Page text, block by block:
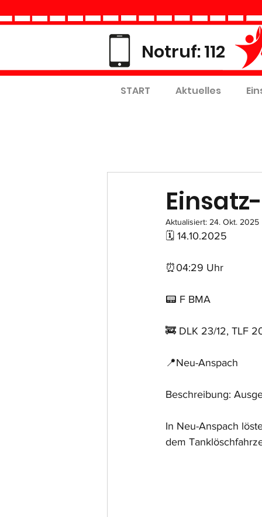
Notruf: 112
START Aktuelles
Aktualisiert: 24. Okt. 2025
🗓 14.10.2025
⏰04:29 Uhr
📟 F BMA
🚒 DLK 23/12, TLF
📍Neu-Anspach
Beschreibung:
In Neu-Anspach
dem